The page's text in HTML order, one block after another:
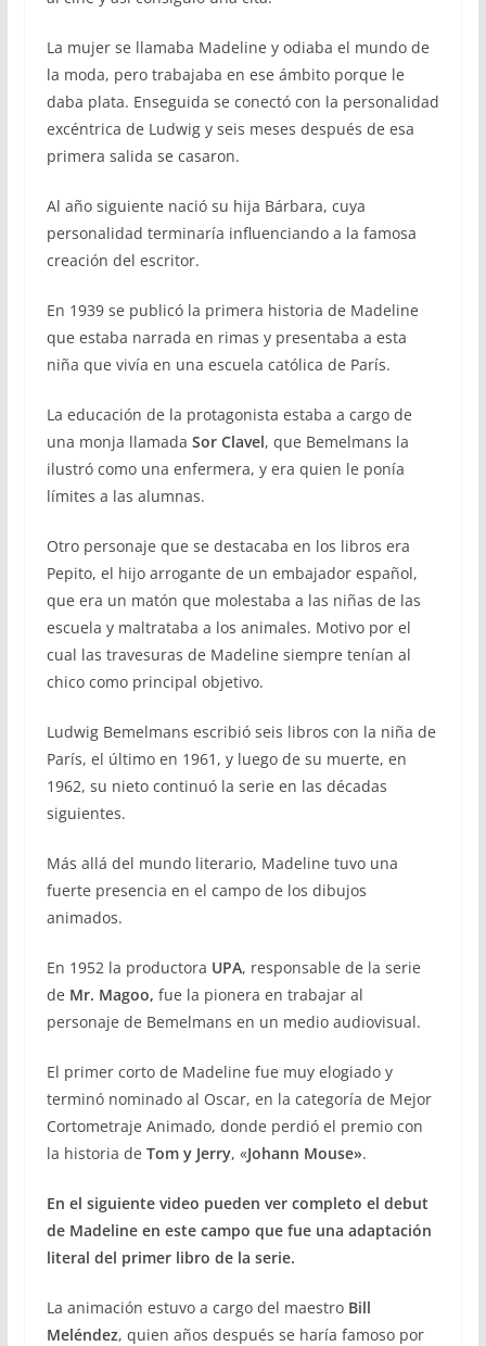
La mujer se llamaba Madeline y odiaba el mundo de
la moda, pero trabajaba en ese ámbito porque le
daba plata. Enseguida se conectó con la personalidad
excéntrica de Ludwig y seis meses después de esa
primera salida se casaron.
Al año siguiente nació su hija Bárbara, cuya
personalidad terminaría influenciando a la famosa
creación del escritor.
En 1939 se publicó la primera historia de Madeline
que estaba narrada en rimas y presentaba a esta
niña que vivía en una escuela católica de París.
La educación de la protagonista estaba a cargo de
una monja llamada Sor Clavel, que Bemelmans la
ilustró como una enfermera, y era quien le ponía
límites a las alumnas.
Otro personaje que se destacaba en los libros era
Pepito, el hijo arrogante de un embajador español,
que era un matón que molestaba a las niñas de las
escuela y maltrataba a los animales. Motivo por el
cual las travesuras de Madeline siempre tenían al
chico como principal objetivo.
Ludwig Bemelmans escribió seis libros con la niña de
París, el último en 1961, y luego de su muerte, en
1962, su nieto continuó la serie en las décadas
siguientes.
Más allá del mundo literario, Madeline tuvo una
fuerte presencia en el campo de los dibujos
animados.
En 1952 la productora UPA, responsable de la serie
de Mr. Magoo, fue la pionera en trabajar al
personaje de Bemelmans en un medio audiovisual.
El primer corto de Madeline fue muy elogiado y
terminó nominado al Oscar, en la categoría de Mejor
Cortometraje Animado, donde perdió el premio con
la historia de Tom y Jerry, «Johann Mouse».
En el siguiente video pueden ver completo el debut
de Madeline en este campo que fue una adaptación
literal del primer libro de la serie.
La animación estuvo a cargo del maestro Bill
Meléndez, quien años después se haría famoso por